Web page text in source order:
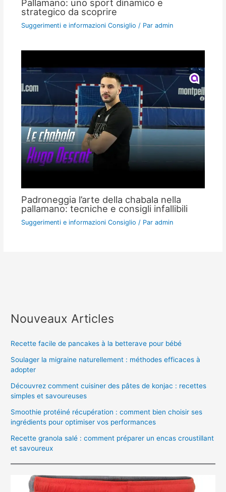
Pallamano: uno sport dinamico e
strategico da scoprire
Suggerimenti e informazioni Consiglio / Par admin
Padroneggia l’arte della chabala nella
pallamano: tecniche e consigli infallibili
Suggerimenti e informazioni Consiglio / Par admin
Nouveaux Articles
Recette facile de pancakes à la betterave pour bébé
Soulager la migraine naturellement : méthodes efficaces à
adopter
Découvrez comment cuisiner des pâtes de konjac : recettes
simples et savoureuses
Smoothie protéiné récupération : comment bien choisir ses
ingrédients pour optimiser vos performances
Recette granola salé : comment préparer un encas croustillant
et savoureux